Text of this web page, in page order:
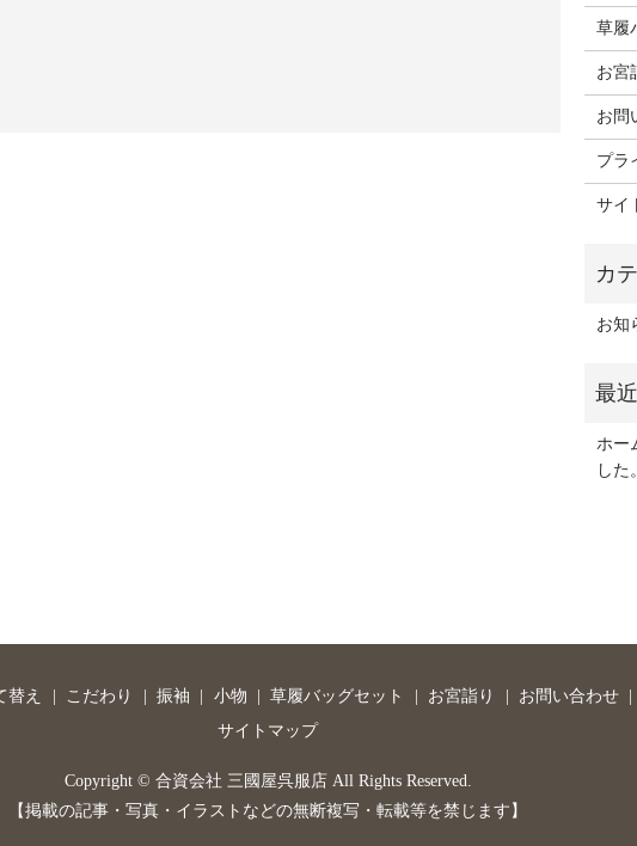
草履
お宮
お問
プラ
サイ
お知
ホー
した。
替え こだわり 振袖 小物 草履バッグセット お宮詣り お問い合わせ
サイトマップ
Copyright © 合資会社 三國屋呉服店 All Rights Reserved.
【掲載の記事・写真・イラストなどの無断複写・転載等を禁じます】